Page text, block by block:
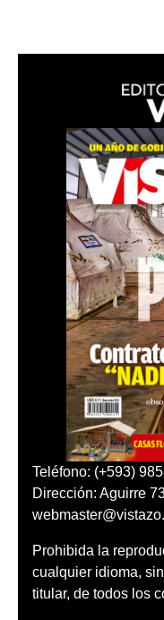
Teléfono: (+593)
Dirección: Aguirre
Prohibida la
cualquier idioma,
titular, de todos los